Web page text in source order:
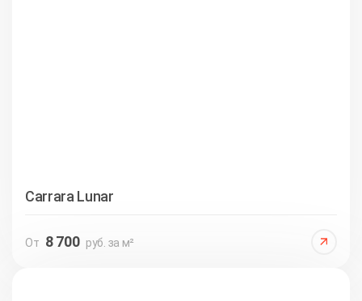
Carrara Lunar
От 8 700 руб. за м²